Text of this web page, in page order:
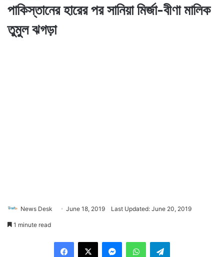
পাকিস্তানের হারের পর সানিয়া মির্জা-বীণা মালিক
তুমুল ঝগড়া
News Desk June 18, 2019 Last Updated: June 20, 2019
1 minute read